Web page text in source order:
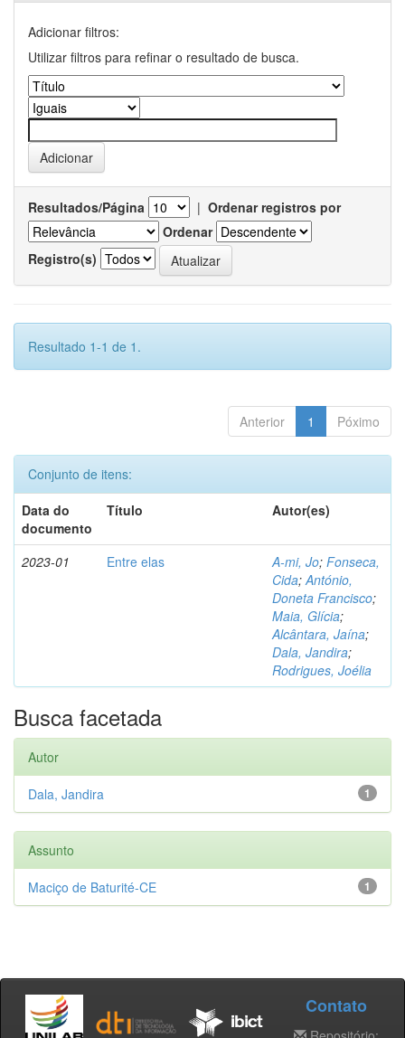
Adicionar filtros:
Utilizar filtros para refinar o resultado de busca.
Resultados/Página | Ordenar registros por
Ordenar
Registro(s)
Resultado 1-1 de 1.
Anterior 1 Póximo
Conjunto de itens:
Data do
documento
Título Autor(es)
2023-01 Entre elas A-mi, Jo; Fonseca,
Cida;António,
Doneta Francisco;
Maia, Glícia;
Alcântara, Jaína;
Dala, Jandira;
Rodrigues, Joélia
Busca facetada
Autor
1
Dala, Jandira
Assunto
1
Maciço de Baturité-CE
Contato